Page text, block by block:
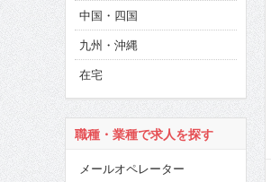
中国・四国
九州・沖縄
在宅
職種・業種で求人を探す
メールオペレーター